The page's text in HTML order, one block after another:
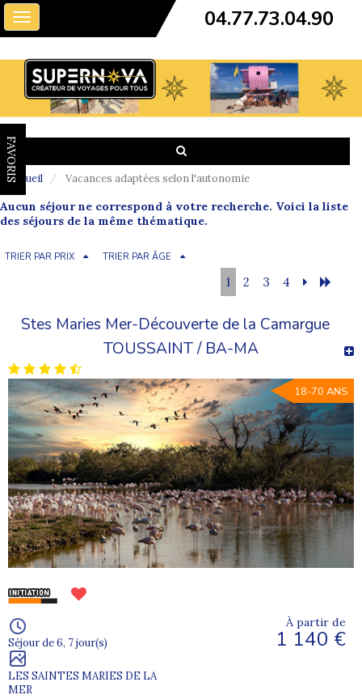
Toggle
navigation
04.77.73.04.90
FAVORIS
Accueil Vacances adaptées selon l'autonomie
Aucun séjour ne correspond à votre recherche. Voici la liste
des séjours de la même thématique.
TRIER PAR PRIX TRIER PAR ÂGE
1 2 3 4
Stes Maries Mer-Découverte de la Camargue
TOUSSAINT / BA-MA
18-70 ANS
Séjour de 6, 7 jour(s)
LES SAINTES MARIES DE LA
MER
À partir de
1 140 €